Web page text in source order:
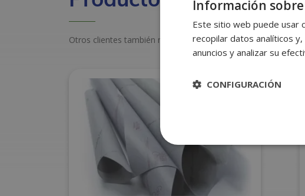
Otros clientes también miraron estos productos
Información
Este sitio web puede usar
recopilar datos analíticos
anuncios y analizar su
CONFIGURACIÓN